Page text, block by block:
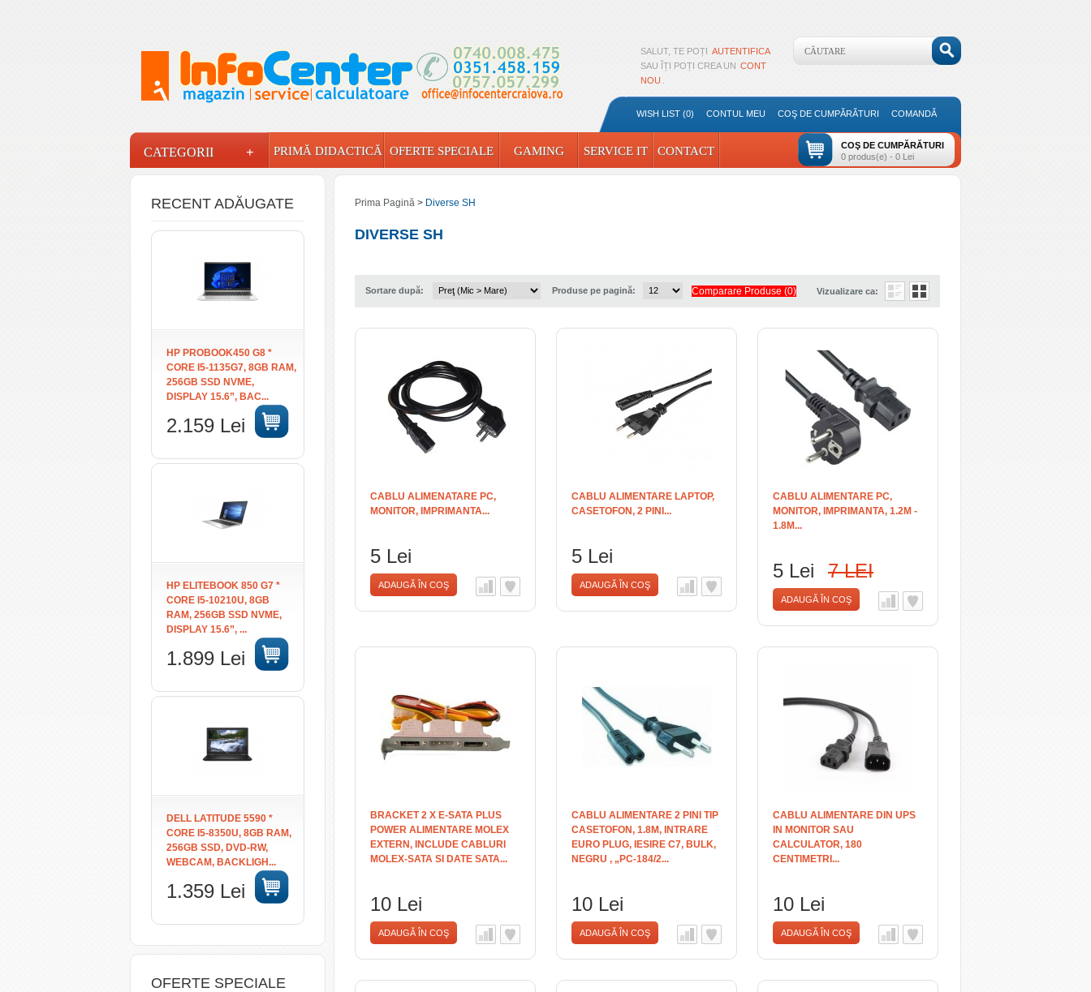
SALUT, TE POȚI AUTENTIFICA
SAU ÎȚI POȚI CREA UN CONT
NOU
WISH LIST (0) CONTUL MEU COŞ DE CUMPĂRĂTURI COMANDĂ
COŞ DE CUMPĂRĂTURI
0 produs(e) - 0 Lei
CATEGORII +
INFOCENTER
PRIMĂ DIDACTICĂ OFERTE SPECIALE GAMING SERVICE IT CONTACT
RECENT ADĂUGATE
HP PROBOOK450 G8 *
CORE I5-1135G7, 8GB RAM,
256GB SSD NVME,
DISPLAY 15.6”, BAC...
2.159 Lei
HP ELITEBOOK 850 G7 *
CORE I5-10210U, 8GB
RAM, 256GB SSD NVME,
DISPLAY 15.6”, ...
1.899 Lei
DELL LATITUDE 5590 *
CORE I5-8350U, 8GB RAM,
256GB SSD, DVD-RW,
WEBCAM, BACKLIGH...
1.359 Lei
OFERTE SPECIALE
Prima Pagină > Diverse SH
DIVERSE SH
Sortare după: Produse pe pagină: Comparare Produse (0) Vizualizare ca:
CABLU ALIMENATARE PC,
MONITOR, IMPRIMANTA...
5 Lei
ADAUGĂ ÎN COŞ
CABLU ALIMENTARE LAPTOP,
CASETOFON, 2 PINI...
5 Lei
ADAUGĂ ÎN COŞ
CABLU ALIMENTARE PC,
MONITOR, IMPRIMANTA, 1.2M -
1.8M...
5 Lei 7 LEI
ADAUGĂ ÎN COŞ
BRACKET 2 X E-SATA PLUS
POWER ALIMENTARE MOLEX
EXTERN, INCLUDE CABLURI
MOLEX-SATA SI DATE SATA...
10 Lei
ADAUGĂ ÎN COŞ
CABLU ALIMENTARE 2 PINI TIP
CASETOFON, 1.8M, INTRARE
EURO PLUG, IESIRE C7, BULK,
NEGRU , „PC-184/2...
10 Lei
ADAUGĂ ÎN COŞ
CABLU ALIMENTARE DIN UPS
IN MONITOR SAU
CALCULATOR, 180
CENTIMETRI...
10 Lei
ADAUGĂ ÎN COŞ